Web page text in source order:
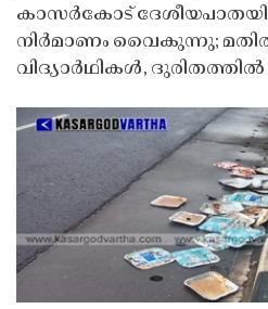
കാസർകോട്
നിർമാണം വൈകുന്നു; മതിൽ
വിദ്യാർഥികൾ, ദുരിതത്തിൽ